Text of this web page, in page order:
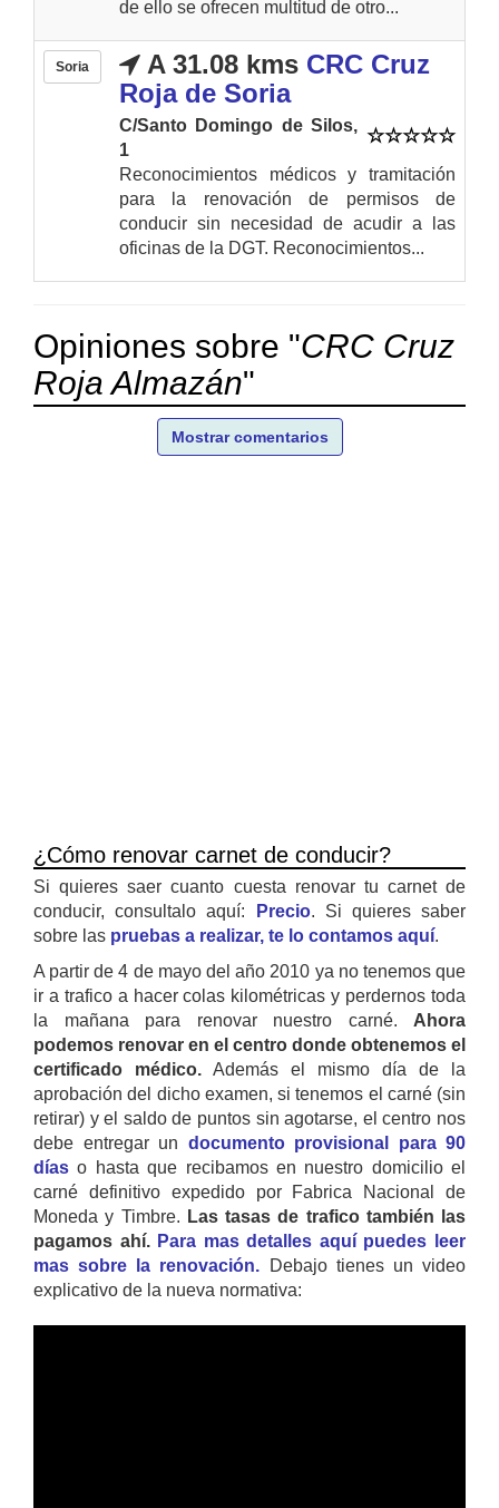
de ello se ofrecen multitud de otro...
Soria A 31.08 kms CRC Cruz
Roja de Soria
C/Santo Domingo de Silos,
1
Reconocimientos médicos y tramitación
para la renovación de permisos de
conducir sin necesidad de acudir a las
oficinas de la DGT. Reconocimientos...
Opiniones sobre "CRC Cruz
Roja Almazán"
Mostrar comentarios
¿Cómo renovar carnet de conducir?
Si quieres saer cuanto cuesta renovar tu carnet de
conducir, consultalo aquí:
Precio. Si quieres saber
sobre las pruebas a realizar, te lo contamos aquí.
A partir de 4 de mayo del año 2010 ya no tenemos que
ir a trafico a hacer colas kilométricas y perdernos toda
la mañana para renovar nuestro carné. Ahora
podemos renovar en el centro donde obtenemos el
certificado médico. Además el mismo día de la
aprobación del dicho examen, si tenemos el carné (sin
retirar) y el saldo de puntos sin agotarse, el centro nos
debe entregar un documento provisional para 90
días o hasta que recibamos en nuestro domicilio el
carné definitivo expedido por Fabrica Nacional de
Moneda y Timbre. Las tasas de trafico también las
pagamos ahí. Para mas detalles aquí puedes leer
mas sobre la renovación. Debajo tienes un video
explicativo de la nueva normativa: